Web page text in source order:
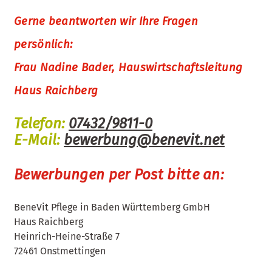
Gerne beantworten wir Ihre Fragen
persönlich:
Frau Nadine Bader, Hauswirtschaftsleitung
Haus Raichberg
Telefon: 07432/9811-0
E-Mail: bewerbung@benevit.net
Bewerbungen per Post bitte an:
BeneVit Pflege in Baden Württemberg GmbH
Haus Raichberg
Heinrich-Heine-Straße 7
72461 Onstmettingen